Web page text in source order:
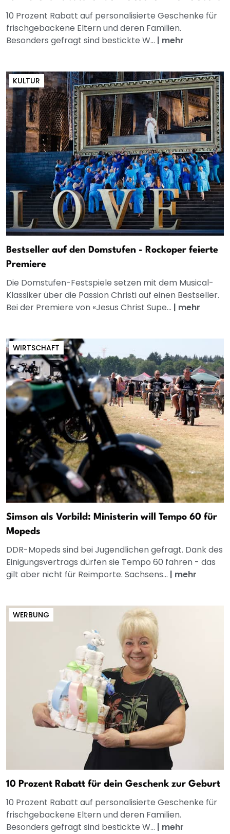
10 Prozent Rabatt auf personalisierte Geschenke für
frischgebackene Eltern und deren Familien.
Besonders gefragt sind bestickte W... | mehr
KULTUR
Bestseller auf den Domstufen - Rockoper feierte
Premiere
Die Domstufen-Festspiele setzen mit dem Musical-
Klassiker über die Passion Christi auf einen Bestseller.
Bei der Premiere von «Jesus Christ Supe... | mehr
WIRTSCHAFT
Simson als Vorbild: Ministerin will Tempo 60 für
Mopeds
DDR-Mopeds sind bei Jugendlichen gefragt. Dank des
Einigungsvertrags dürfen sie Tempo 60 fahren - das
gilt aber nicht für Reimporte. Sachsens... | mehr
WERBUNG
10 Prozent Rabatt für dein Geschenk zur Geburt
10 Prozent Rabatt auf personalisierte Geschenke für
frischgebackene Eltern und deren Familien.
Besonders gefragt sind bestickte W... | mehr